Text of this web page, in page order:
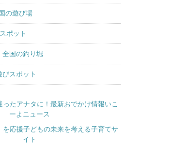
の遊び場
ポット
全国の釣り堀
スポット